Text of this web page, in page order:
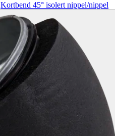
Kortbend 45° isolert nippel/nippel